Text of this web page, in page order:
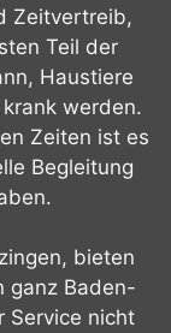
Zeitvertreib,
Teil der
Haustiere
werden.
Zeiten ist es
Begleitung
bieten
ganz Baden-
Service nicht